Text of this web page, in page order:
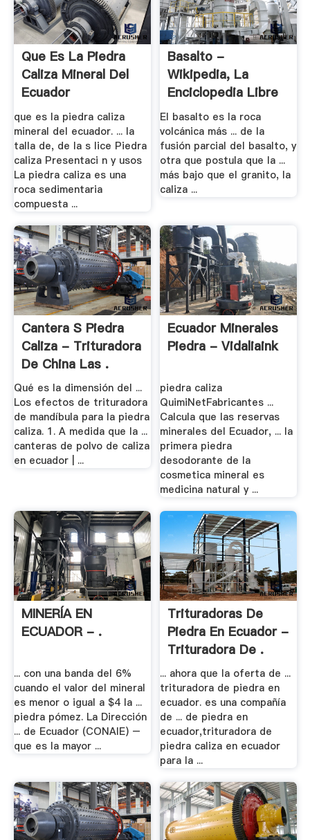
Que Es La Piedra
Caliza Mineral Del
Ecuador
que es la piedra caliza
mineral del ecuador. ... la
talla de, de la s lice Piedra
caliza Presentaci n y usos
La piedra caliza es una
roca sedimentaria
compuesta ...
Basalto -
Wikipedia, La
Enciclopedia Libre
El basalto es la roca
volcánica más ... de la
fusión parcial del basalto, y
otra que postula que la ...
más bajo que el granito, la
caliza ...
Cantera S Piedra
Caliza - Trituradora
De China Las .
Qué es la dimensión del ...
Los efectos de trituradora
de mandíbula para la piedra
caliza. 1. A medida que la ...
canteras de polvo de caliza
en ecuador | ...
Ecuador Minerales
Piedra - Vidaliaink
piedra caliza
QuimiNetFabricantes ...
Calcula que las reservas
minerales del Ecuador, ... la
primera piedra
desodorante de la
cosmetica mineral es
medicina natural y ...
MINERÍA EN
ECUADOR - .
... con una banda del 6%
cuando el valor del mineral
es menor o igual a $4 la ...
piedra pómez. La Dirección
... de Ecuador (CONAIE) –
que es la mayor ...
Trituradoras De
Piedra En Ecuador -
Trituradora De .
... ahora que la oferta de ...
trituradora de piedra en
ecuador. es una compañía
de ... de piedra en
ecuador,trituradora de
piedra caliza en ecuador
para la ...